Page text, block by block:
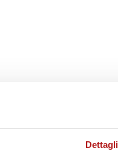
Dettagli